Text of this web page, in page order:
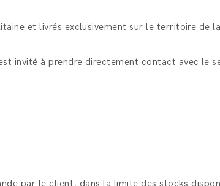
et livrés exclusivement sur le territoire de
invité à prendre directement contact avec le